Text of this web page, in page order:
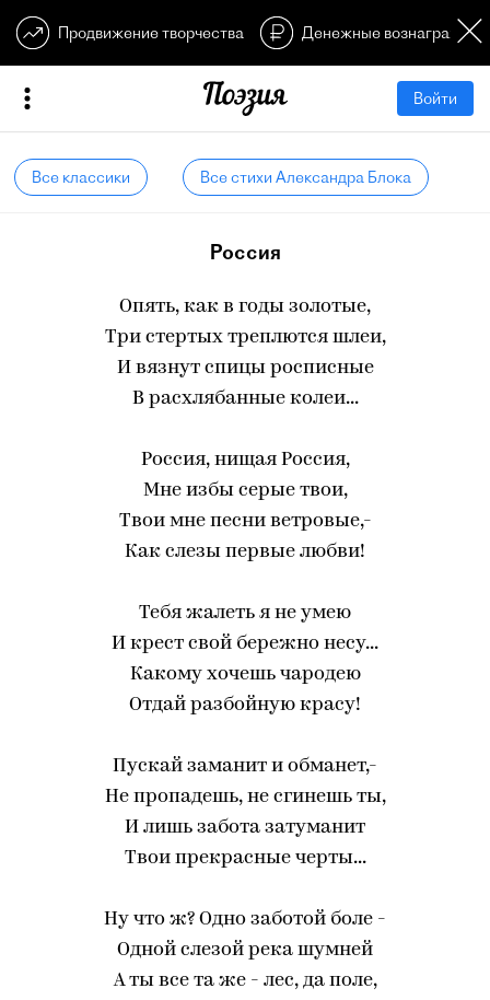
Продвижение творчества Денежные
Войти
Все классики Все стихи Александра Блока
Россия
Опять, как в годы золотые,
Три стертых треплются шлеи,
И вязнут спицы росписные
В расхлябанные колеи...
Россия, нищая Россия,
Мне избы серые твои,
Твои мне песни ветровые,-
Как слезы первые любви!
Тебя жалеть я не умею
И крест свой бережно несу...
Какому хочешь чародею
Отдай разбойную красу!
Пускай заманит и обманет,-
Не пропадешь, не сгинешь ты,
И лишь забота затуманит
Твои прекрасные черты...
Ну что ж? Одно заботой боле -
Одной слезой река шумней
А ты все та же - лес, да поле,